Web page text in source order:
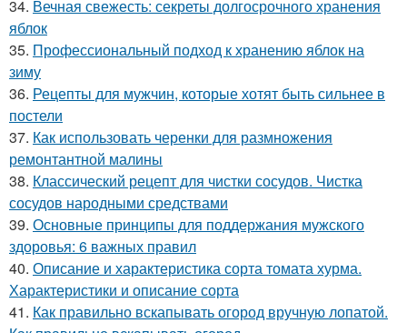
34. Вечная свежесть: секреты долгосрочного хранения
яблок
35. Профессиональный подход к хранению яблок на
зиму
36. Рецепты для мужчин, которые хотят быть сильнее в
постели
37. Как использовать черенки для размножения
ремонтантной малины
38. Классический рецепт для чистки сосудов. Чистка
сосудов народными средствами
39. Основные принципы для поддержания мужского
здоровья: 6 важных правил
40. Описание и характеристика сорта томата хурма.
Характеристики и описание сорта
41. Как правильно вскапывать огород вручную лопатой.